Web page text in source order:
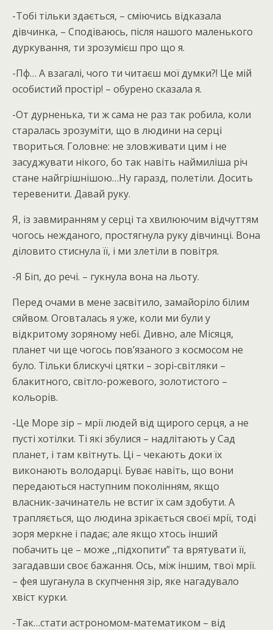
-Тобі тільки здається, – сміючись відказала
дівчинка, – Сподіваюсь, після нашого маленького
дуркування, ти зрозумієш про що я.
-Пф… А взагалі, чого ти читаєш мої думки?! Це мій
особистий простір! – обурено сказала я.
-От дурненька, ти ж сама не раз так робила, коли
старалась зрозуміти, що в людини на серці
твориться. Головне: не зловживати цим і не
засуджувати нікого, бо так навіть наймиліша річ
стане найгрішнішою…Ну гаразд, полетіли. Досить
теревенити. Давай руку.
Я, із завмиранням у серці та хвилюючим відчуттям
чогось нежданого, простягнула руку дівчинці. Вона
діловито стиснула її, і ми злетіли в повітря.
-Я Біп, до речі. – гукнула вона на льоту.
Перед очами в мене засвітило, замайоріло білим
сяйвом. Оговталась я уже, коли ми були у
відкритому зоряному небі. Дивно, але Місяця,
планет чи ще чогось пов’язаного з космосом не
було. Тільки блискучі цятки – зорі-світляки –
блакитного, світло-рожевого, золотистого –
кольорів.
-Це Море зір – мрії людей від щирого серця, а не
пусті хотілки. Ті які збулися – надлітають у Сад
планет, і там квітнуть. Ці – чекають доки їх
виконають володарці. Буває навіть, що вони
передаються наступним поколінням, якщо
власник-зачинатель не встиг їх сам здобути. А
трапляється, що людина зрікається своєї мрії, тоді
зоря меркне і падає; але якщо хтось інший
побачить це – може ,,підхопити” та врятувати її,
загадавши своє бажання. Ось, між іншим, твої мрії.
– фея шуганула в скупчення зір, яке нагадувало
хвіст курки.
-Так…стати астрономом-математиком – від